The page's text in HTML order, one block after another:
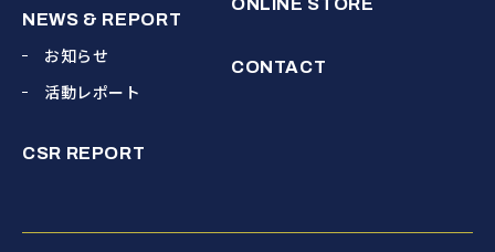
NEWS & REPORT
お知らせ
活動レポート
CSR REPORT
CONTACT